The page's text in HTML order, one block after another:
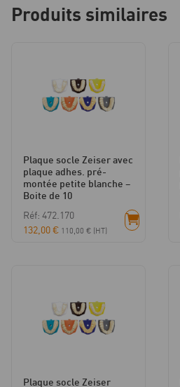
Produits similaires
Plaque socle Zeiser avec
plaque adhes. pré-
montée petite blanche –
Boite de 10
Réf: 472.170
132,00€ 110,00 € (HT)
Plaque socle Zeiser